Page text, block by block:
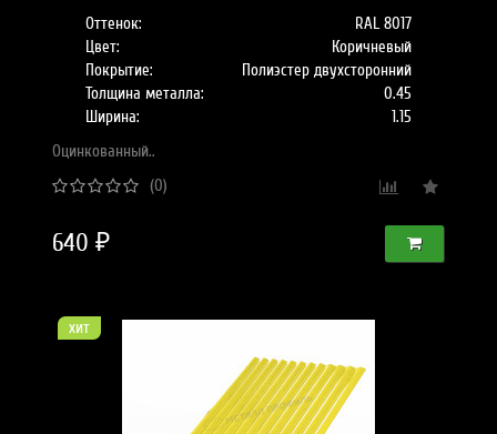
Оттенок:
RAL 8017
Цвет:
Коричневый
Покрытие:
Полиэстер двухсторонний
Толщина металла:
0.45
Ширина:
1.15
Оцинкованный..
(0)
640 ₽
хит